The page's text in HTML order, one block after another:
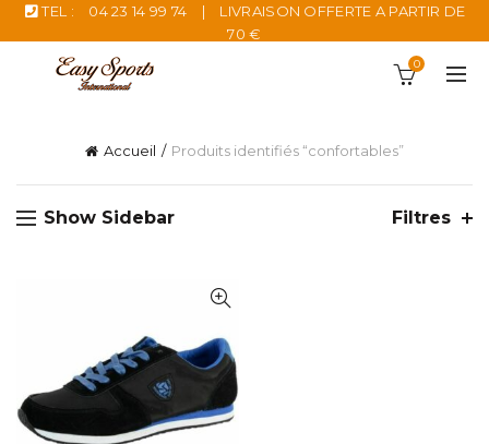
TEL : 04 23 14 99 74 |
LIVRAISON OFFERTE A PARTIR DE
70 €
0
Accueil Produits identifiés “confortables”
Show Sidebar Filtres